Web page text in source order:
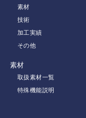
素材
技術
加工実績
その他
素材
取扱素材一覧
特殊機能説明